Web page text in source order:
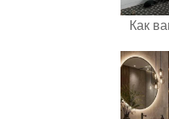
Как